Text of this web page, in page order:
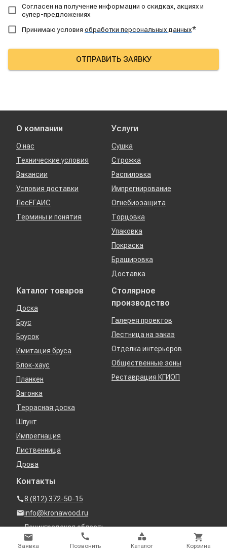
Согласен на получение информации о скидках, акциях и
супер-предложениях
Принимаю условия обработки персональных данных*
ОТПРАВИТЬ ЗАЯВКУ
Заявка Позвонить Каталог Корзина
О компании
О нас
Технические условия
Вакансии
Условия доставки
ЛесЕГАИС
Термины и понятия
Услуги
Сушка
Строжка
Распиловка
Импрегнирование
Огнебиозащита
Торцовка
Упаковка
Покраска
Брашировка
Доставка
Каталог товаров
Доска
Брус
Брусок
Имитация бруса
Блок-хаус
Планкен
Вагонка
Террасная доска
Шпунт
Импрегнация
Лиственница
Дрова
Столярное
производство
Галерея проектов
Лестница на заказ
Отделка интерьеров
Общественные зоны
Реставрация КГИОП
Контакты
8 (812) 372-50-15
info@kronawood.ru
Ленинградская область,
Всеволожский район,
деревня Новое